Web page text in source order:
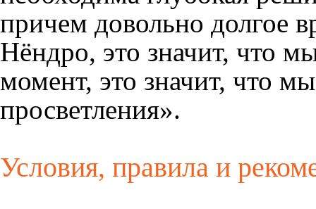
причем довольно долгое
Нёндро, это значит, что
момент, это значит, что
просветления».
Условия, правила и